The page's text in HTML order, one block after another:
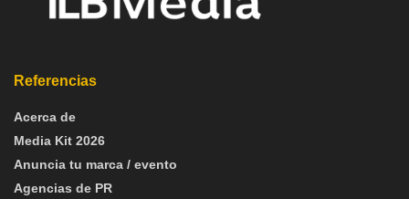
Referencias
Acerca de
Media Kit 2026
Anuncia tu marca / evento
Agencias de PR